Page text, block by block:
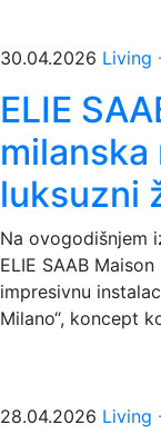
30.04.2026 Living
ELIE
milanska
luksuzni
Na ovogodišnjem
ELIE SAAB
impresivnu
Milano“, koncept
28.04.2026 Living